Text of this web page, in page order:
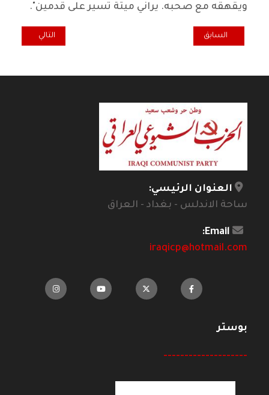
ويقهقه مع صحبه. يراني ميتة تسير على قدمين".
المقال السابق: ياسين طه حافظ .. صياغات اولى لتجربة متحولة
السابق المقال التالي:
التالي
العنوان الرئيسي:
ساحة الاندلس - بغداد - العراق
Email:
iraqicp@hotmail.com
بوستر
--------------------